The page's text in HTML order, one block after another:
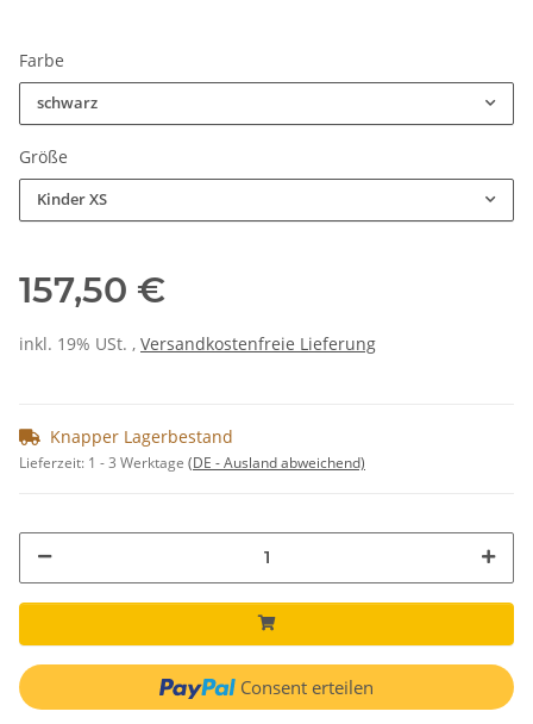
Farbe
schwarz
Größe
Kinder XS
157,50 €
inkl. 19% USt. , Versandkostenfreie Lieferung
Knapper Lagerbestand
Lieferzeit: 1 - 3 Werktage (DE - Ausland abweichend)
Consent erteilen